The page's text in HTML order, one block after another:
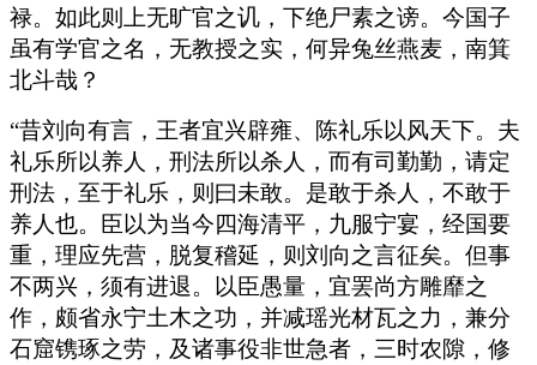
禄。如此则上无旷官之讥，下绝尸素之谤。今国子
虽有学官之名，无教授之实，何异兔丝燕麦，南箕
北斗哉？
“昔刘向有言，王者宜兴辟雍、陈礼乐以风天下。夫
礼乐所以养人，刑法所以杀人，而有司勤勤，请定
刑法，至于礼乐，则曰未敢。是敢于杀人，不敢于
养人也。臣以为当今四海清平，九服宁宴，经国要
重，理应先营，脱复稽延，则刘向之言征矣。但事
不两兴，须有进退。以臣愚量，宜罢尚方雕靡之
作，颇省永宁土木之功，并减瑶光材瓦之力，兼分
石窟镌琢之劳，及诸事役非世急者，三时农隙，修